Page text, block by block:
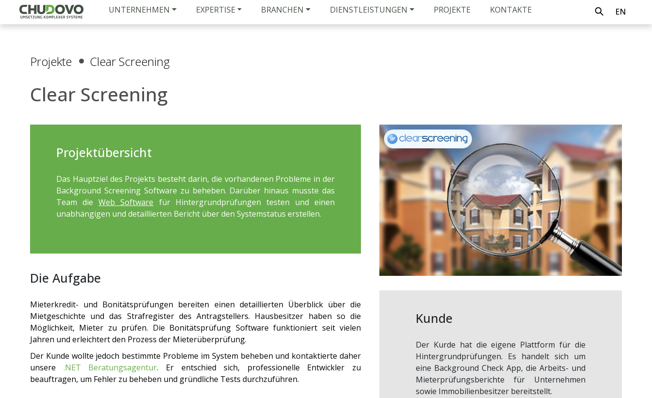
UNTERNEHMEN EXPERTISE BRANCHEN DIENSTLEISTUNGEN PROJEKTE KONTAKTE EN
Projekte Clear Screening
Clear Screening
Projektübersicht
Das Hauptziel des Projekts besteht darin, die vorhandenen Probleme in der
Background Screening Software zu beheben. Darüber hinaus musste das
Team dieWeb Software für Hintergrundprüfungen testen und einen
unabhängigen und detaillierten Bericht über den Systemstatus erstellen.
Die Aufgabe
Mieterkredit- und Bonitätsprüfungen bereiten einen detaillierten Überblick über die
Mietgeschichte und das Strafregister des Antragstellers. Hausbesitzer haben so die
Möglichkeit, Mieter zu prüfen. Die Bonitätsprüfung Software funktioniert seit vielen
Jahren und erleichtert den Prozess der Mieterüberprüfung.
Der Kunde wollte jedoch bestimmte Probleme im System beheben und kontaktierte daher
unsere .NET Beratungsagentur. Er entschied sich, professionelle Entwickler zu
beauftragen, um Fehler zu beheben und gründliche Tests durchzuführen.
Kunde
Der Kurde hat die eigene Plattform für die
Hintergrundprüfungen. Es handelt sich um
eine Background Check App, die Arbeits- und
Mieterprüfungsberichte für Unternehmen
sowie Immobilienbesitzer bereitstellt.